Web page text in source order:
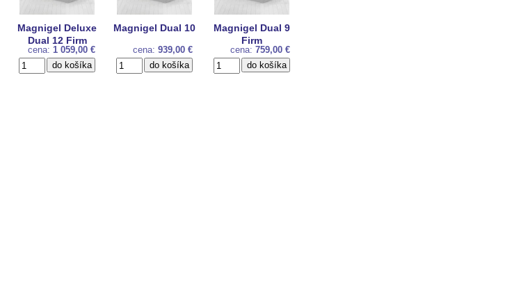
Magnigel Deluxe
Dual 12 Firm
cena: 1 059,00 €
Magnigel Dual 10
cena: 939,00 €
Magnigel Dual 9
Firm
cena: 759,00 €